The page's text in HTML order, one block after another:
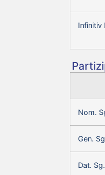
Infinitiv
Nom.
Gen.
Dat. Sg.